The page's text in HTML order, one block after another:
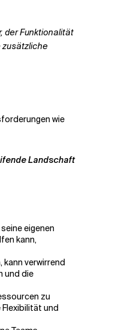
der Funktionalität
zusätzliche
wie
Landschaft
eigenen
kann,
verwirrend
und die
zu
und